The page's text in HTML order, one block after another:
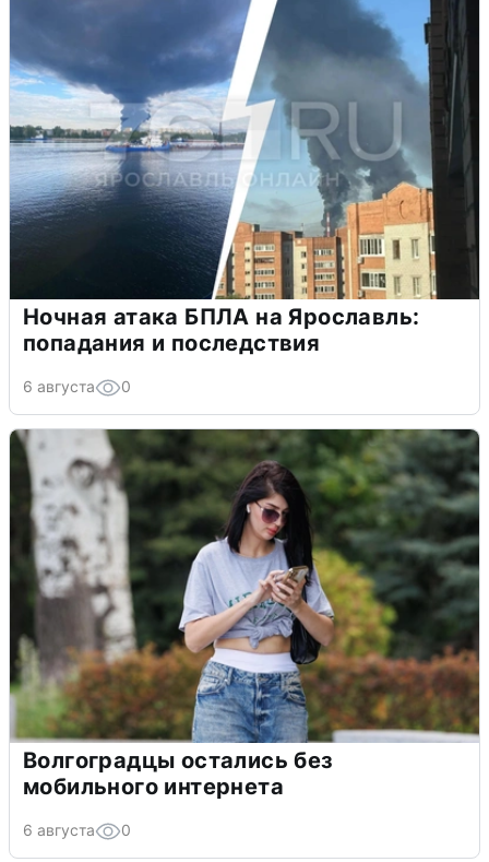
Ночная атака БПЛА на Ярославль:
попадания и последствия
6 августа 0
Волгоградцы остались без
мобильного интернета
6 августа 0